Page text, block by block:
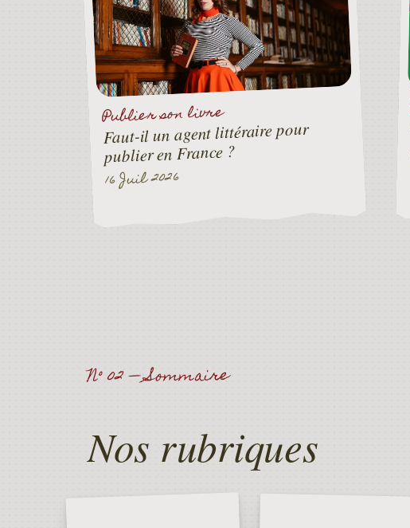
Publier son livre
Faut-il un agent littéraire pour
publier en France ?
16 Juil 2026
N° 02 — Sommaire
Nos rubriques